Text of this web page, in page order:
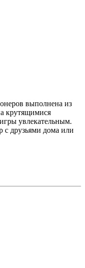
выполнена из
крутящимися
увлекательным.
с друзьями дома или